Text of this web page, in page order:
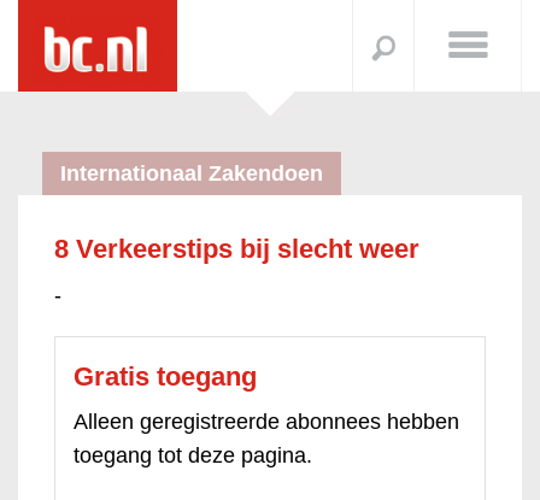
Internationaal Zakendoen
8 Verkeerstips bij slecht weer
-
Gratis toegang
Alleen geregistreerde abonnees hebben
toegang tot deze pagina.